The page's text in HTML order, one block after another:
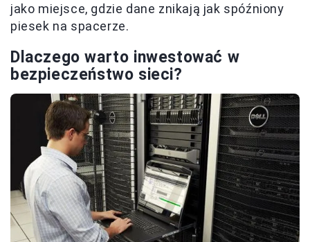
jako miejsce, gdzie dane znikają jak spóźniony
piesek na spacerze.
Dlaczego warto inwestować w
bezpieczeństwo sieci?